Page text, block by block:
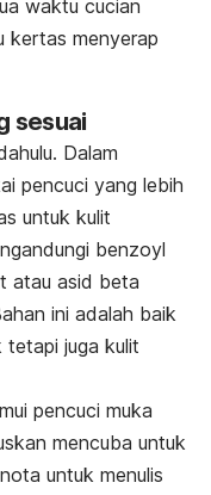
waktu cucian
kertas menyerap
sesuai
Dalam
pencuci yang lebih
untuk kulit
benzoyl
atau asid beta
ini adalah baik
tetapi juga kulit
pencuci muka
mencuba untuk
untuk menulis